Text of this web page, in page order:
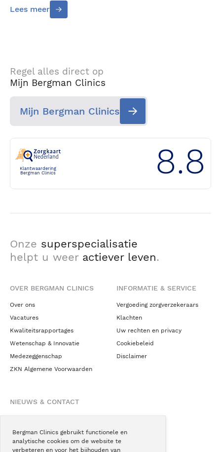
Bergman Clinics gebruikt functionele en
analytische cookies om de website te
verbeteren en voor het bijhouden van
Lees meer
Regel alles direct op
Mijn Bergman Clinics
Mijn Bergman Clinics
Klantwaardering
Bergman Clinics
8.8
Onze superspecialisatie
helpt u weer actiever leven.
OVER BERGMAN CLINICS
Over ons
Vacatures
Kwaliteitsrapportages
Wetenschap & Innovatie
Medezeggenschap
ZKN Algemene Voorwaarden
INFORMATIE & SERVICE
Vergoeding zorgverzekeraars
Klachten
Uw rechten en privacy
Cookiebeleid
Disclaimer
NIEUWS & CONTACT
Blogs
Podcast